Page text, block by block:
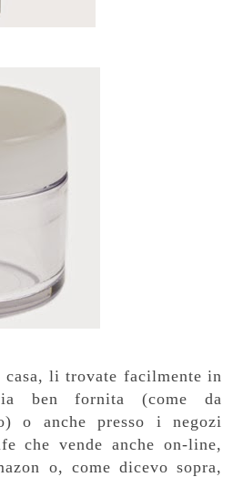
li trovate facilmente in
ben fornita (come da
o anche presso i negozi
che vende anche on-line,
o, come dicevo sopra,